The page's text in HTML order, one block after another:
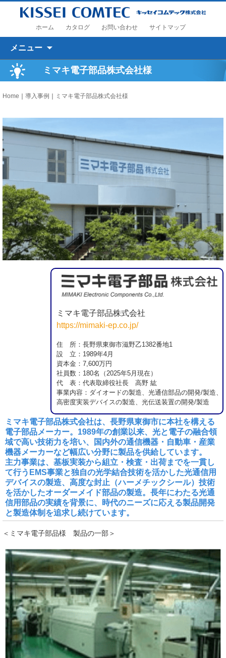
ホーム カタログ お問い合わせ サイトマップ
メニュー
ミマキ電子部品株式会社様
Home 導入事例 ミマキ電子部品株式会社様
ミマキ電子部品株式会社
https://mimaki-ep.co.jp/
住 所：長野県東御市滋野乙1382番地1
設 立：1989年4月
資本金：7,600万円
社員数：180名（2025年5月現在）
代 表： 代表取締役社長 高野 紘
事業内容：ダイオードの製造、光通信部品の開発/製造、
高密度実装デバイスの製造、光伝送装置の開発/製造
ミマキ電子部品株式会社は、長野県東御市に本社を構える
電子部品メーカー。1989年の創業以来、光と電子の融合領
域で高い技術力を培い、国内外の通信機器・自動車・産業
機器メーカーなど幅広い分野に製品を供給しています。
主力事業は、基板実装から組立・検査・出荷までを一貫し
て行うEMS事業と独自の光学結合技術を活かした光通信用
デバイスの製造、高度な封止（ハーメチックシール）技術
を活かしたオーダーメイド部品の製造。長年にわたる光通
信用部品の実績を背景に、時代のニーズに応える製品開発
と製造体制を追求し続けています。
＜ミマキ電子部品様 製品の一部＞